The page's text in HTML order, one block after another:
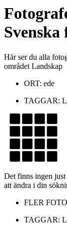
Här ser du alla
området Landskap
ORT: ede
TAGGAR:
Det finns ingen
att ändra i din
FLER
TAGGAR: